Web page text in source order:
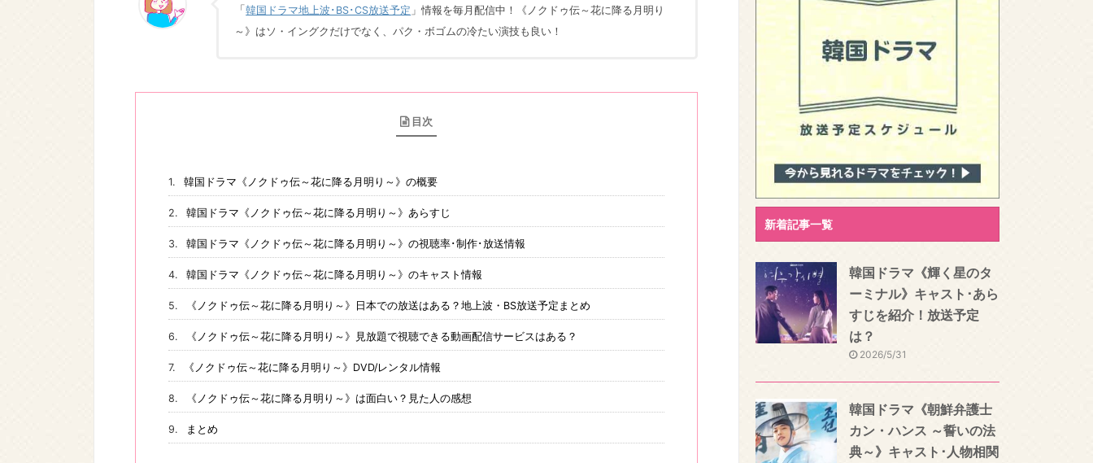
「韓国ドラマ地上波･BS･CS放送予定 」情報を毎月配信中！《ノクドゥ伝～花に降る月明り
～》はソ・イングクだけでなく、パク・ボゴムの冷たい演技も良い！
目次
韓国ドラマ《ノクドゥ伝～花に降る月明り～》の概要
韓国ドラマ《ノクドゥ伝～花に降る月明り～》あらすじ
韓国ドラマ《ノクドゥ伝～花に降る月明り～》の視聴率･制作･放送情報
韓国ドラマ《ノクドゥ伝～花に降る月明り～》のキャスト情報
《ノクドゥ伝～花に降る月明り～》日本での放送はある？地上波・BS放送予定まとめ
《ノクドゥ伝～花に降る月明り～》見放題で視聴できる動画配信サービスはある？
《ノクドゥ伝～花に降る月明り～》DVD/レンタル情報
《ノクドゥ伝～花に降る月明り～》は面白い？見た人の感想
まとめ
新着記事一覧
韓国ドラマ《輝く星のタ
ーミナル》キャスト･あら
すじを紹介！放送予定
は？
2026/5/31
韓国ドラマ《朝鮮弁護士
カン・ハンス ～誓いの法
典～》キャスト･人物相関